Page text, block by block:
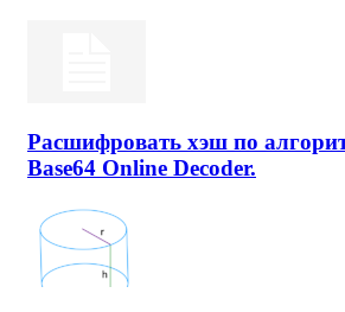
Расшифровать хэш по
Base64 Online Decoder.